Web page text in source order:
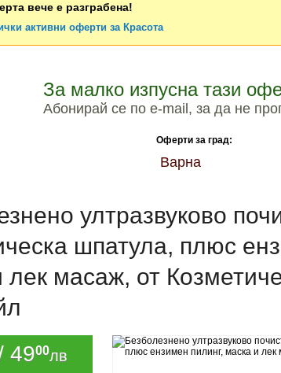
вече е разграбена!
активни оферти за Красота
За малко изпусна тази
Абонирай се по e-mail, за да не
Оферти за град:
Варна
ултразвуково
шпатула, плюс
лек масаж, от
4900лв